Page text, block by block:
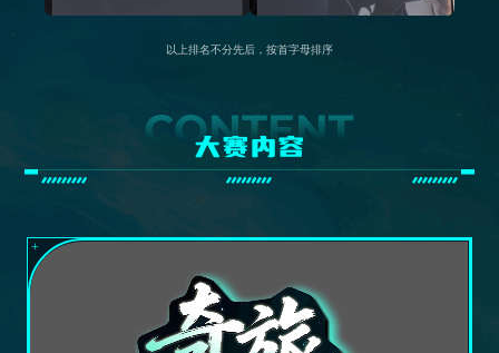
以上排名不分先后，按首字母排序
大赛内容